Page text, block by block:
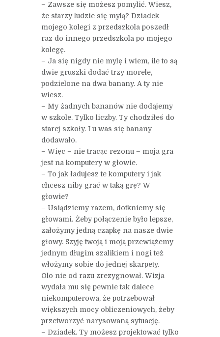
– Zawsze się możesz pomylić. Wiesz,
że starzy ludzie się mylą? Dziadek
mojego kolegi z przedszkola poszedł
raz do innego przedszkola po mojego
kolegę.
– Ja się nigdy nie mylę i wiem, ile to są
dwie gruszki dodać trzy morele,
podzielone na dwa banany. A ty nie
wiesz.
– My żadnych bananów nie dodajemy
w szkole. Tylko liczby. Ty chodziłeś do
starej szkoły. I u was się banany
dodawało.
– Więc – nie tracąc rezonu – moja gra
jest na komputery w głowie.
– To jak ładujesz te komputery i jak
chcesz niby grać w taką grę? W
głowie?
– Usiądziemy razem, dotkniemy się
głowami. Żeby połączenie było lepsze,
założymy jedną czapkę na nasze dwie
głowy. Szyję twoją i moją przewiążemy
jednym długim szalikiem i nogi też
włożymy sobie do jednej skarpety.
Olo nie od razu zrezygnował. Wizja
wydała mu się pewnie tak dalece
niekomputerowa, że potrzebował
większych mocy obliczeniowych, żeby
przetworzyć narysowaną sytuację.
– Dziadek. Ty możesz projektować tylko